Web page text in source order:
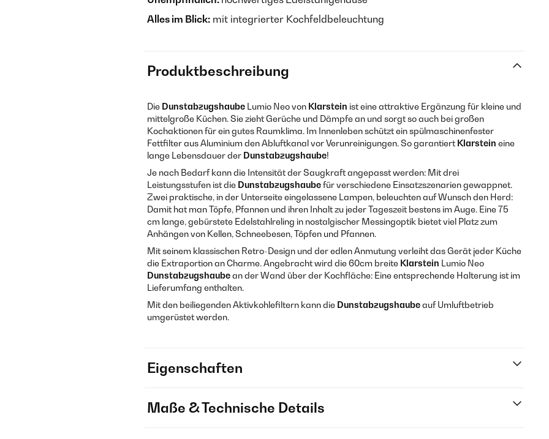
Alles im Blick: mit integrierter Kochfeldbeleuchtung
Produktbeschreibung
Die Dunstabzugshaube Lumio Neo von Klarstein ist eine attraktive Ergänzung für kleine und
mittelgroße Küchen. Sie zieht Gerüche und Dämpfe an und sorgt so auch bei großen
Kochaktionen für ein gutes Raumklima. Im Innenleben schützt ein spülmaschinenfester
Fettfilter aus Aluminium den Abluftkanal vor Verunreinigungen. So garantiert Klarstein eine
lange Lebensdauer der Dunstabzugshaube!
Je nach Bedarf kann die Intensität der Saugkraft angepasst werden: Mit drei
Leistungsstufen ist die Dunstabzugshaubefür verschiedene Einsatzszenarien gewappnet.
Zwei praktische, in der Unterseite eingelassene Lampen, beleuchten auf Wunsch den Herd:
Damit hat man Töpfe, Pfannen und ihren Inhalt zu jeder Tageszeit bestens im Auge. Eine 75
cm lange, gebürstete Edelstahlreling in nostalgischer Messingoptik bietet viel Platz zum
Anhängen von Kellen, Schneebesen, Töpfen und Pfannen.
Mit seinem klassischen Retro-Design und der edlen Anmutung verleiht das Gerät jeder Küche
die Extraportion an Charme. Angebracht wird die 60cm breite Klarstein Lumio Neo
Dunstabzugshaubean der Wand über der Kochfläche: Eine entsprechende Halterung ist im
Lieferumfang enthalten.
Mit den beiliegenden Aktivkohlefiltern kann die Dunstabzugshaubeauf Umluftbetrieb
umgerüstet werden.
Eigenschaften
Maße & Technische Details